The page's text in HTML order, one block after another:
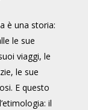
è una storia:
le sue
viaggi, le
le sue
E questo
il